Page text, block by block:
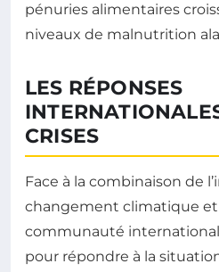
pénuries alimentaires
niveaux de malnutrition
LES RÉPONSES
CRISES
Face à la combinaison de
changement climatique et
communauté
pour répondre à la